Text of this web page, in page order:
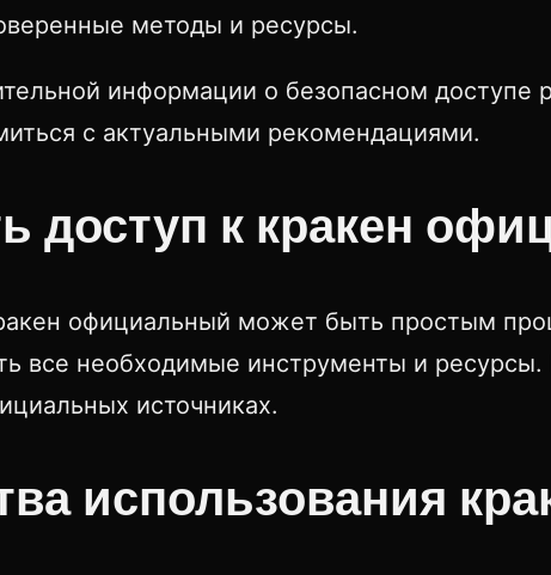
методы и ресурсы.
информации о безопасном доступе
с актуальными рекомендациями.
доступ к кракен
официальный может быть простым
все необходимые инструменты и
источниках.
использования